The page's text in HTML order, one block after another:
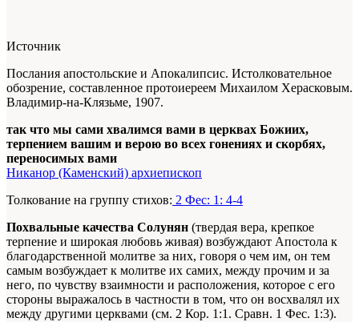
Источник
Послания апостольские и Апокалипсис. Истолковательное
обозрение, составленное протоиереем Михаилом Херасковым.
Владимир-на-Клязьме, 1907.
так что мы сами хвалимся вами в церквах Божиих,
терпением вашим и верою во всех гонениях и скорбях,
переносимых вами
Никанор (Каменский) архиепископ
Толкование на группу стихов: 2 Фес: 1: 4-4
Похвальные качества Солунян (твердая вера, крепкое
терпение и широкая любовь живая) возбуждают Апостола к
благодарственной молитве за них, говоря о чем им, он тем
самым возбуждает к молитве их самих, между прочим и за
него, по чувству взаимности и расположения, которое с его
стороны выражалось в частности в том, что он восхвалял их
между другими церквами (см. 2 Кор. 1:1. Сравн. 1 Фес. 1:3).